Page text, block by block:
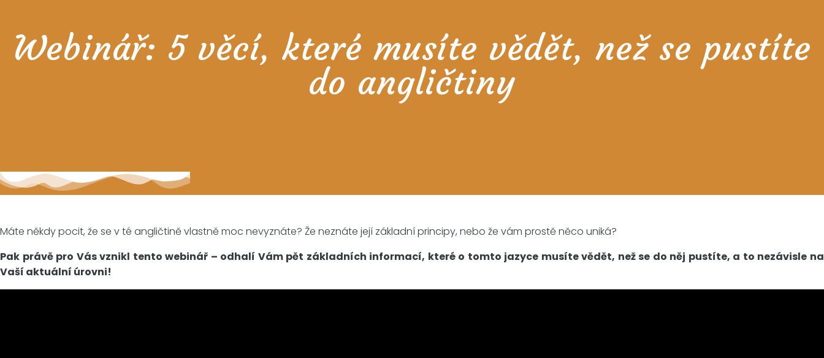
Webinář: 5 věcí, které musíte vědět, než se pustíte
do angličtiny
Máte někdy pocit, že se v té angličtině vlastně moc nevyznáte? Že neznáte její základní principy, nebo že vám prostě něco uniká?
Pak právě pro Vás vznikl tento webinář – odhalí Vám pět základních informací, které o tomto jazyce musíte vědět, než se do něj pustíte, a to nezávisle na
Vaší aktuální úrovni!